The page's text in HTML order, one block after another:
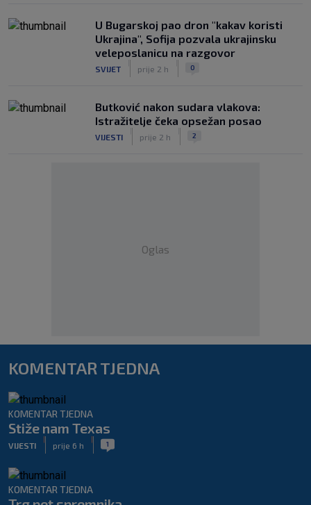
U Bugarskoj pao dron "kakav koristi
Ukrajina", Sofija pozvala ukrajinsku
veleposlanicu na razgovor
SVIJET prije 2 h 0
Butković nakon sudara vlakova:
Istražitelje čeka opsežan posao
VIJESTI prije 2 h 2
Oglas
KOMENTAR TJEDNA
KOMENTAR TJEDNA
Stiže nam Texas
VIJESTI prije 6 h 1
KOMENTAR TJEDNA